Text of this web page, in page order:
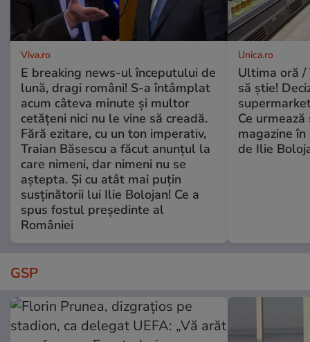
Viva.ro
E breaking news-ul începutului de
lună, dragi români! S-a întâmplat
acum câteva minute și multor
cetățeni nici nu le vine să creadă.
Fără ezitare, cu un ton imperativ,
Traian Băsescu a făcut anunțul la
care nimeni, dar nimeni nu se
aștepta. Și cu atât mai puțin
susținătorii lui Ilie Bolojan! Ce a
spus fostul președinte al
României
Unica.ro
Ultima oră /
să știe!
Ce
magazine
de Ilie
GSP